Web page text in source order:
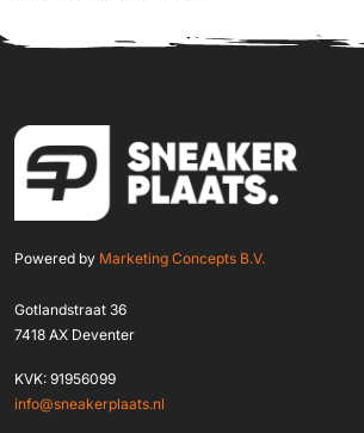
Powered by Marketing Concepts B.V.
Gotlandstraat 36
7418 AX Deventer
KVK: 91956099
info@sneakerplaats.nl